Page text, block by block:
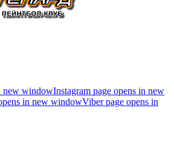
new windowInstagram page opens in new
in new windowViber page opens in